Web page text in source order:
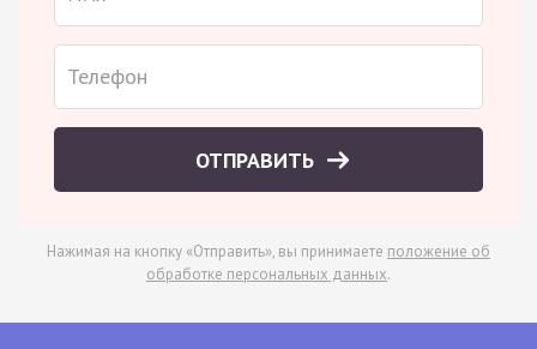
ОТПРАВИТЬ
Нажимая на кнопку «Отправить», вы принимаете положение об
обработке персональных данных.